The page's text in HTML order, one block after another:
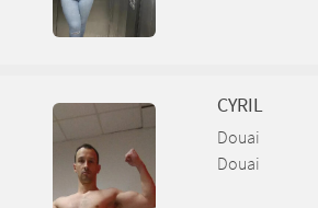
CYRIL
Douai
Douai